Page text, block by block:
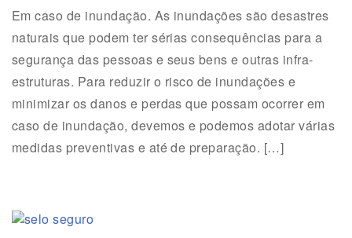
Em caso de inundação. As inundações são desastres
naturais que podem ter sérias consequências para a
segurança das pessoas e seus bens e outras infra-
estruturas. Para reduzir o risco de inundações e
minimizar os danos e perdas que possam ocorrer em
caso de inundação, devemos e podemos adotar várias
medidas preventivas e até de preparação. […]